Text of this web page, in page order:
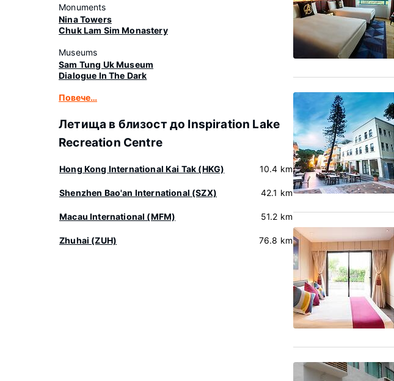
Monuments
Nina Towers
Chuk Lam Sim Monastery
Museums
Sam Tung Uk Museum
Dialogue In The Dark
Повече…
Летища в близост до Inspiration Lake
Recreation Centre
Hong Kong International Kai Tak (HKG) 10.4 km
Shenzhen Bao'an International (SZX) 42.1 km
Macau International (MFM) 51.2 km
Zhuhai (ZUH) 76.8 km